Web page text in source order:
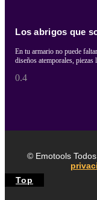
Los abrigos que
En tu armario no puede
diseños atemporales,
© Emotools
Top